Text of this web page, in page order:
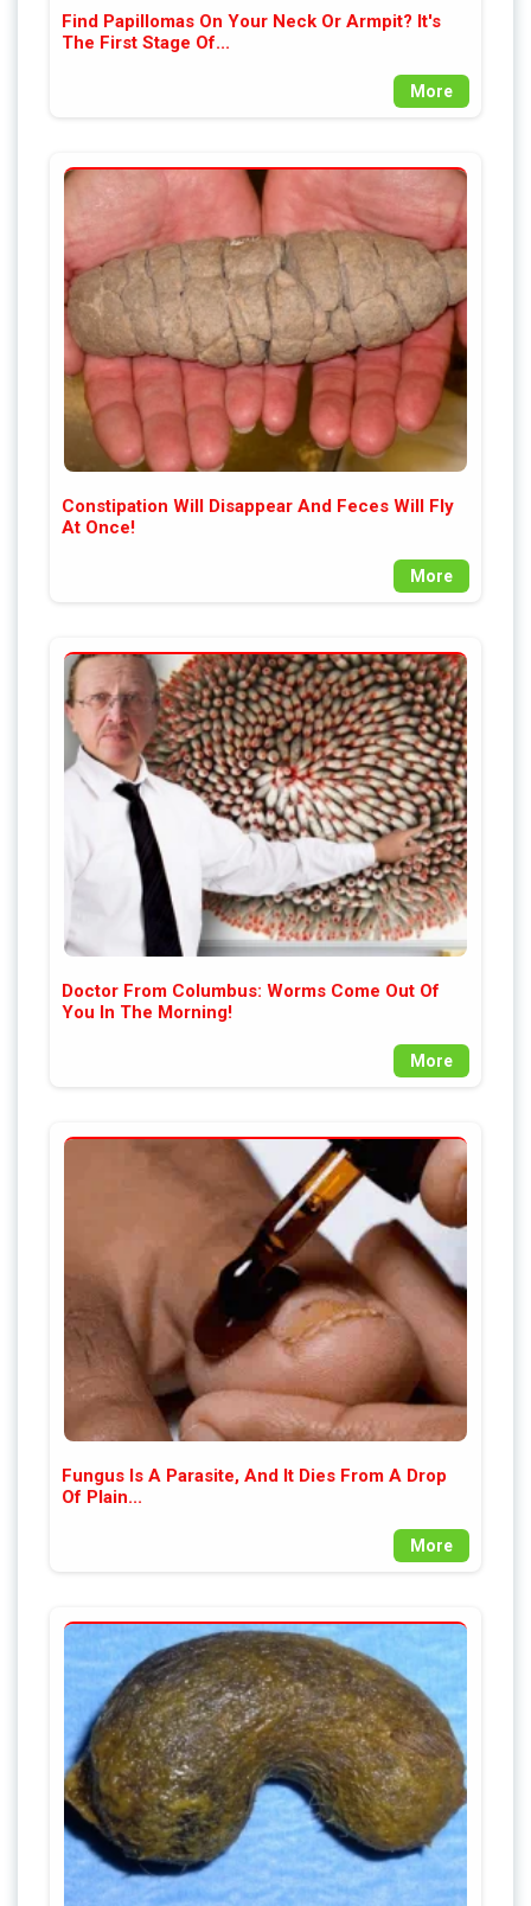
Find Papillomas On Your Neck Or Armpit? It's
The First Stage Of...
More
Constipation Will Disappear And Feces Will Fly
At Once!
More
Doctor From Columbus: Worms Come Out Of
You In The Morning!
More
Fungus Is A Parasite, And It Dies From A Drop
Of Plain...
More